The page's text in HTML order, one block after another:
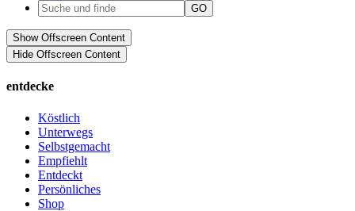
Show Offscreen Content
Hide Offscreen Content
entdecke
Köstlich
Unterwegs
Selbstgemacht
Empfiehlt
Entdeckt
Persönliches
Shop